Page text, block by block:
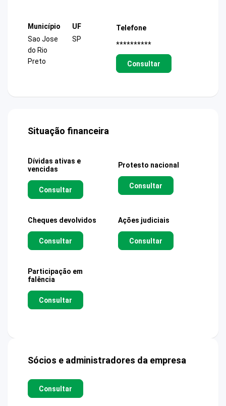
Município
Sao Jose
do Rio
Preto
UF
SP
Telefone
**********
Consultar
Situação financeira
Dívidas ativas e
vencidas
Consultar
Protesto nacional
Consultar
Cheques devolvidos
Consultar
Ações judiciais
Consultar
Participação em
falência
Consultar
Sócios e administradores da empresa
Consultar